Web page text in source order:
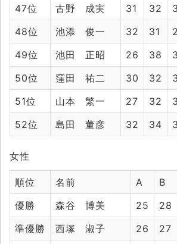
47位
古野 成実 31 32
48位
池添 俊一 32 31
49位
池田 正昭 26 38
50位
窪田 祐二 30 32
51位
山本 繁一 27 32
52位
島田 董彦 32 34
女性
順位 名前 A B
優勝
森谷 博美 25 28
準優勝
西塚 淑子 26 27